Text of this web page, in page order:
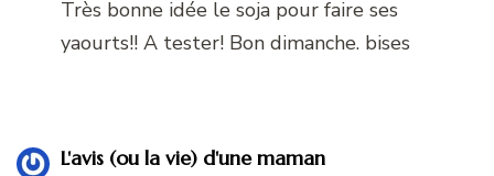
Très bonne idée le soja pour faire ses
yaourts!! A tester! Bon dimanche. bises
L'avis (ou la vie) d'une maman